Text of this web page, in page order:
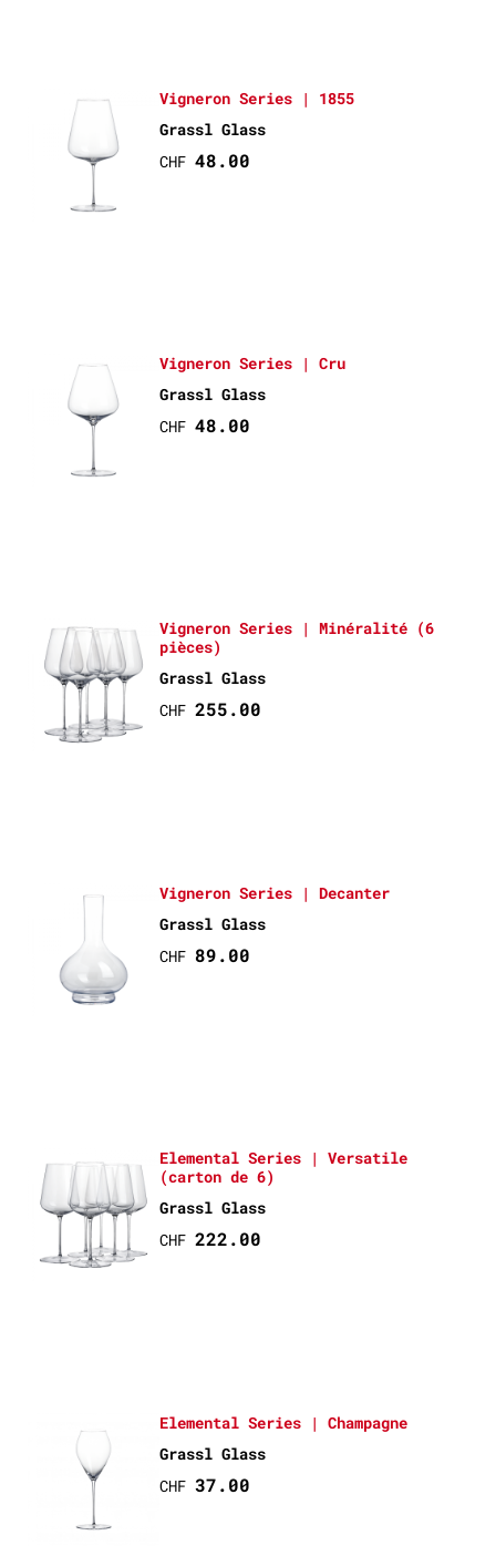
Vigneron Series | 1855
Grassl Glass
CHF48.00
Vigneron Series | Cru
Grassl Glass
CHF48.00
Vigneron Series | Minéralité (6
pièces)
Grassl Glass
CHF255.00
Vigneron Series | Decanter
Grassl Glass
CHF 89.00
Elemental Series | Versatile
(carton de 6)
Grassl Glass
CHF222.00
Elemental Series | Champagne
Grassl Glass
CHF37.00